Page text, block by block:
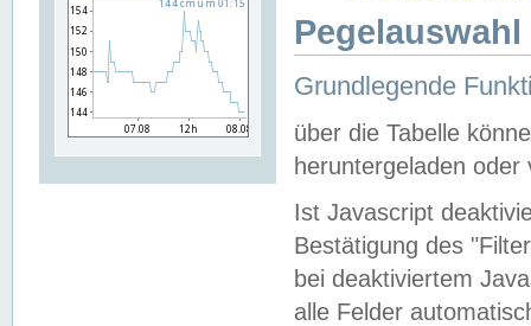
Grundlegende
über die Tabelle
heruntergeladen oder
Ist Javascript
Bestätigung des
bei deaktiviertem
alle Felder